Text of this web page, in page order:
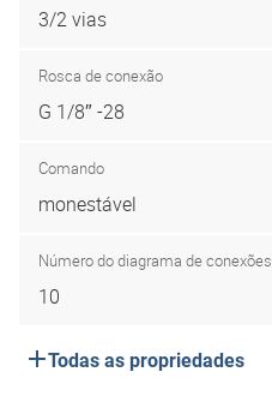
3/2 vias
Rosca de conexão
G 1/8″ -28
Comando
monestável
Número do diagrama de conexões
10
Todas as propriedades